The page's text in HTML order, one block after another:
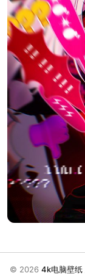
© 2026 4k电脑壁纸